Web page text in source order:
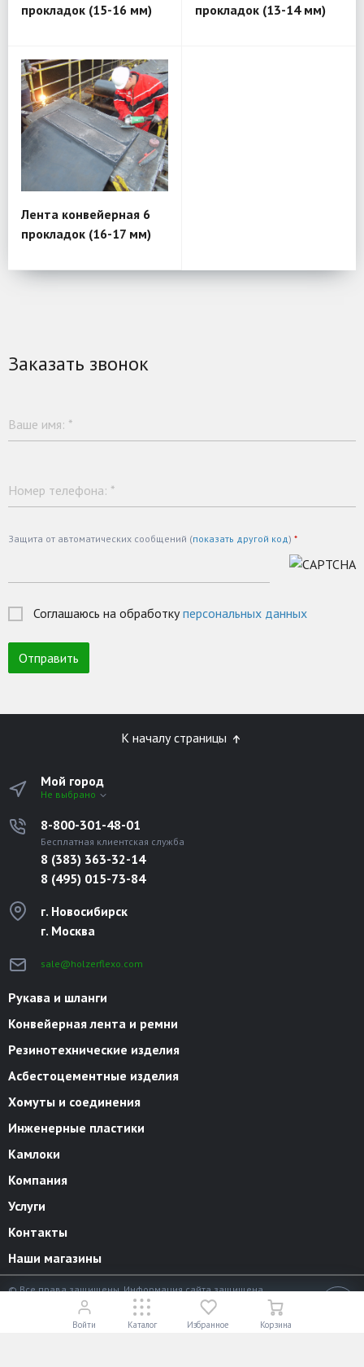
прокладок (15-16 мм)
прокладок (13-14 мм)
Лента конвейерная 6
прокладок (16-17 мм)
Заказать звонок
Ваше имя: *
Номер телефона: *
Защита от автоматических сообщений (показать другой код) *
Соглашаюсь на обработкуперсональных данных
К началу страницы
Мой город
Не выбрано
8-800-301-48-01
Бесплатная клиентская служба
8 (383) 363-32-14
8 (495) 015-73-84
г. Новосибирск
г. Москва
sale@holzerflexo.com
Рукава и шланги
Конвейерная лента и ремни
Резинотехнические изделия
Асбестоцементные изделия
Хомуты и соединения
Инженерные пластики
Камлоки
Компания
Услуги
Контакты
Наши магазины
© Все права защищены. Информация сайта защищена
законом об авторских правах.
Разработано в «АЛЬФА Системс»
Войти Каталог Избранное Корзина